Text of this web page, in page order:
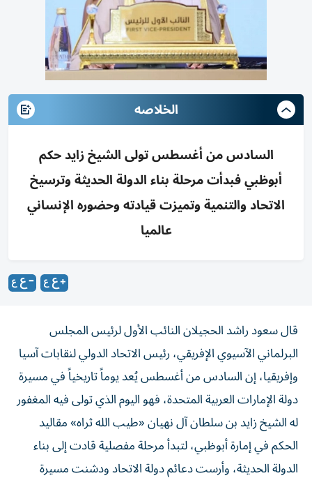
الخلاصه
السادس من أغسطس تولى الشيخ زايد حكم
أبوظبي فبدأت مرحلة بناء الدولة الحديثة وترسيخ
الاتحاد والتنمية وتميزت قيادته وحضوره الإنساني
عالميا
قال سعود راشد الحجيلان النائب الأول لرئيس المجلس
البرلماني الآسيوي الإفريقي، رئيس الاتحاد الدولي لنقابات آسيا
وإفريقيا، إن السادس من أغسطس يُعد يوماً تاريخياً في مسيرة
دولة الإمارات العربية المتحدة، فهو اليوم الذي تولى فيه المغفور
له الشيخ زايد بن سلطان آل نهيان «طيب الله ثراه» مقاليد
الحكم في إمارة أبوظبي، لتبدأ مرحلة مفصلية قادت إلى بناء
الدولة الحديثة، وأرست دعائم دولة الاتحاد ودشنت مسيرة